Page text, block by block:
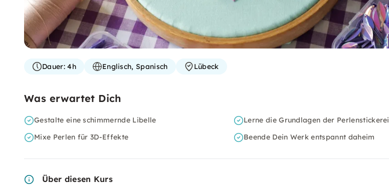
Dauer:4h Englisch, Spanisch Lübeck
Was erwartet Dich
Gestalte eine schimmernde Libelle
Lerne die Grundlagen der Perlenstickerei
Mixe Perlen für 3D-Effekte
Beende Dein Werk entspannt daheim
Über diesen Kurs